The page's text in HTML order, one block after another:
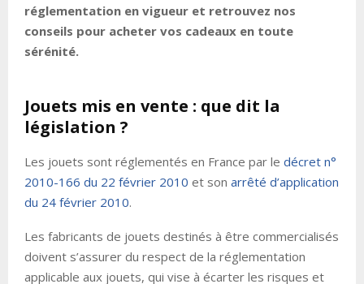
réglementation en vigueur et retrouvez nos
conseils pour acheter vos cadeaux en toute
sérénité.
Jouets mis en vente : que dit la
législation ?
Les jouets sont réglementés en France par le décret n°
2010-166 du 22 février 2010 et son arrêté d’application
du 24 février 2010.
Les fabricants de jouets destinés à être commercialisés
doivent s’assurer du respect de la réglementation
applicable aux jouets, qui vise à écarter les risques et